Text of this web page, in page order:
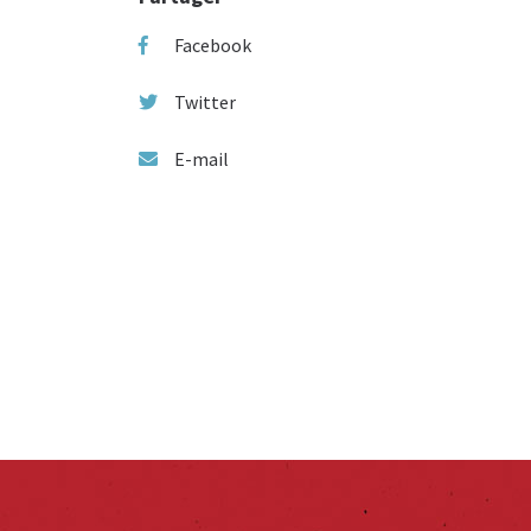
Facebook
Twitter
E-mail